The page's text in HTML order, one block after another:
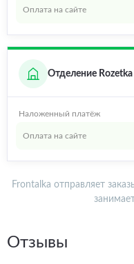
Оплата на сайте
Отделение Rozetka
Наложенный платёж
Оплата на сайте
Frontalka отправляет
Отзывы